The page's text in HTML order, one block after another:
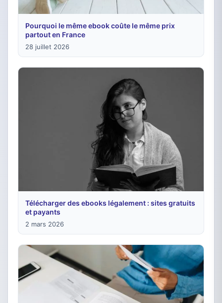
Pourquoi le même ebook coûte le même prix
partout en France
28 juillet 2026
Télécharger des ebooks légalement : sites gratuits
et payants
2 mars 2026